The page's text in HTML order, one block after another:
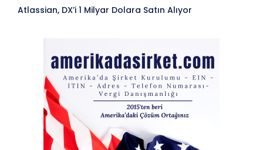
Atlassian, DX’i 1 Milyar Dolara Satın Alıyor